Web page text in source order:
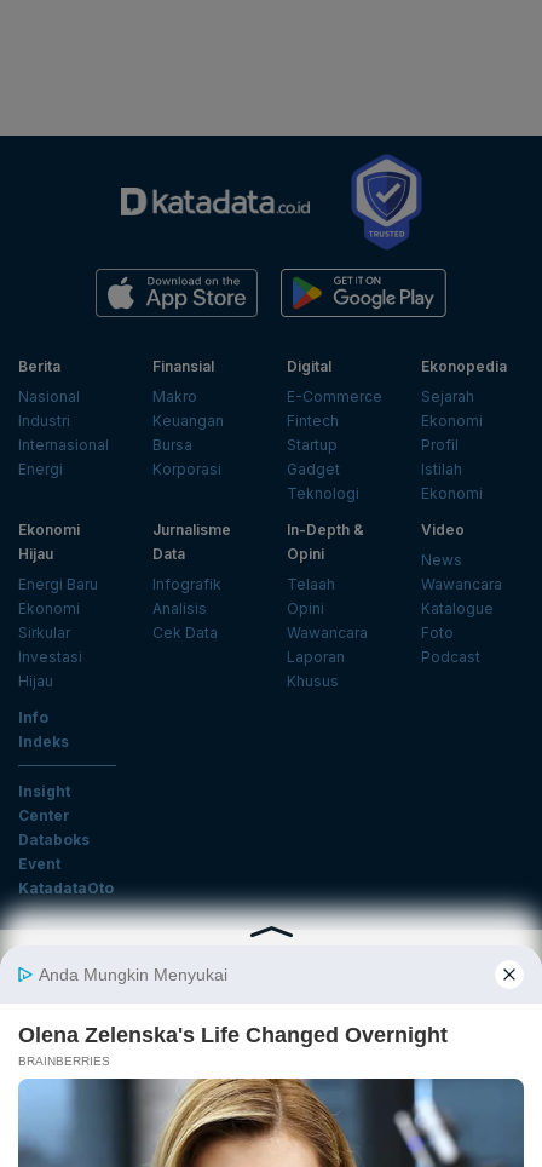
Berita
Nasional
Industri
Internasional
Energi
Finansial
Makro
Keuangan
Bursa
Korporasi
Digital
E-Commerce
Fintech
Startup
Gadget
Teknologi
Ekonopedia
Sejarah
Ekonomi
Profil
Istilah
Ekonomi
Ekonomi
Hijau
Energi Baru
Ekonomi
Sirkular
Investasi
Hijau
Jurnalisme
Data
Infografik
Analisis
Cek Data
In-Depth &
Opini
Telaah
Opini
Wawancara
Laporan
Khusus
Video
News
Wawancara
Katalogue
Foto
Podcast
Info
Indeks
Insight
Center
Databoks
Event
KatadataOto
Tentang Katadata Advertising Karier Pedoman Media Siber